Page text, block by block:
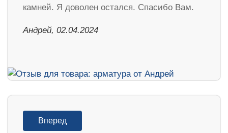
камней. Я доволен остался. Спасибо Вам.
Андрей, 02.04.2024
Вперед